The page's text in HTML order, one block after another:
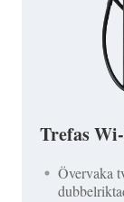
Trefas
Övervaka